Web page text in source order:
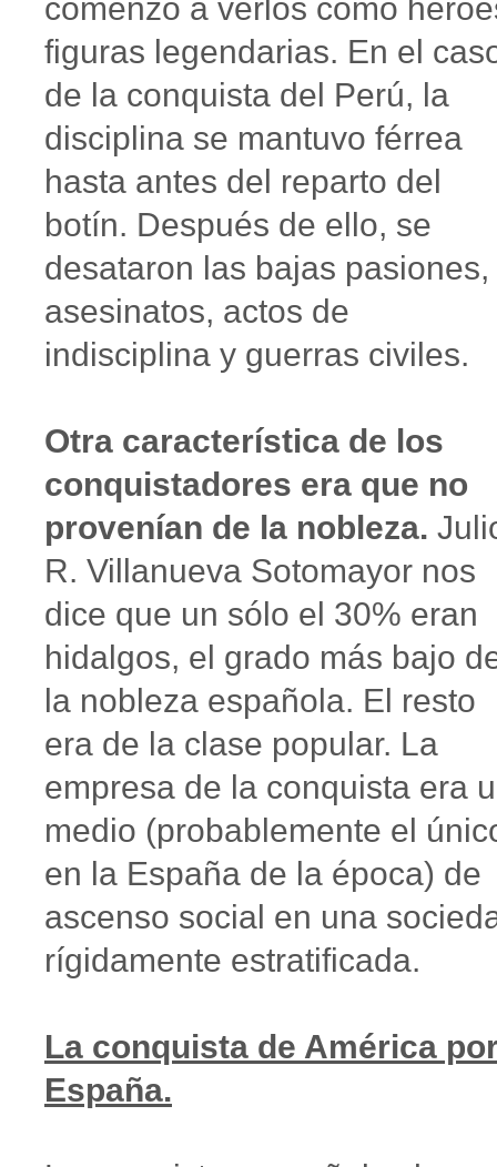
comenzó a verlos como
figuras legendarias. En el
de la conquista del Perú, la
disciplina se mantuvo férrea
hasta antes del reparto del
botín. Después de ello, se
desataron las bajas pasiones,
asesinatos, actos de
indisciplina y guerras civiles.
Otra característica de los
conquistadores era que no
provenían de la nobleza.
R. Villanueva Sotomayor nos
dice que un sólo el 30% eran
hidalgos, el grado más bajo
la nobleza española. El resto
era de la clase popular. La
empresa de la conquista era
medio (probablemente el
en la España de la época) de
ascenso social en una
rígidamente estratificada.
La conquista de América
España.